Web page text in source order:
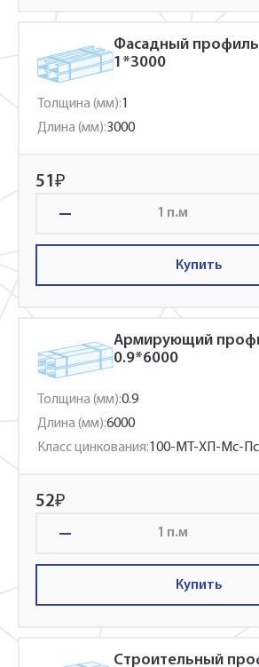
Фасадный
1*3000
Толщина (мм):1
Длина (мм):3000
51₽
п.м
Купить
Армирующий
0.9*6000
Толщина (мм):0.9
Длина (мм):6000
Класс цинкования:100-МТ-ХП-Мс-Пс
52₽
п.м
Купить
Строительный
сформировать Ваш заказ и